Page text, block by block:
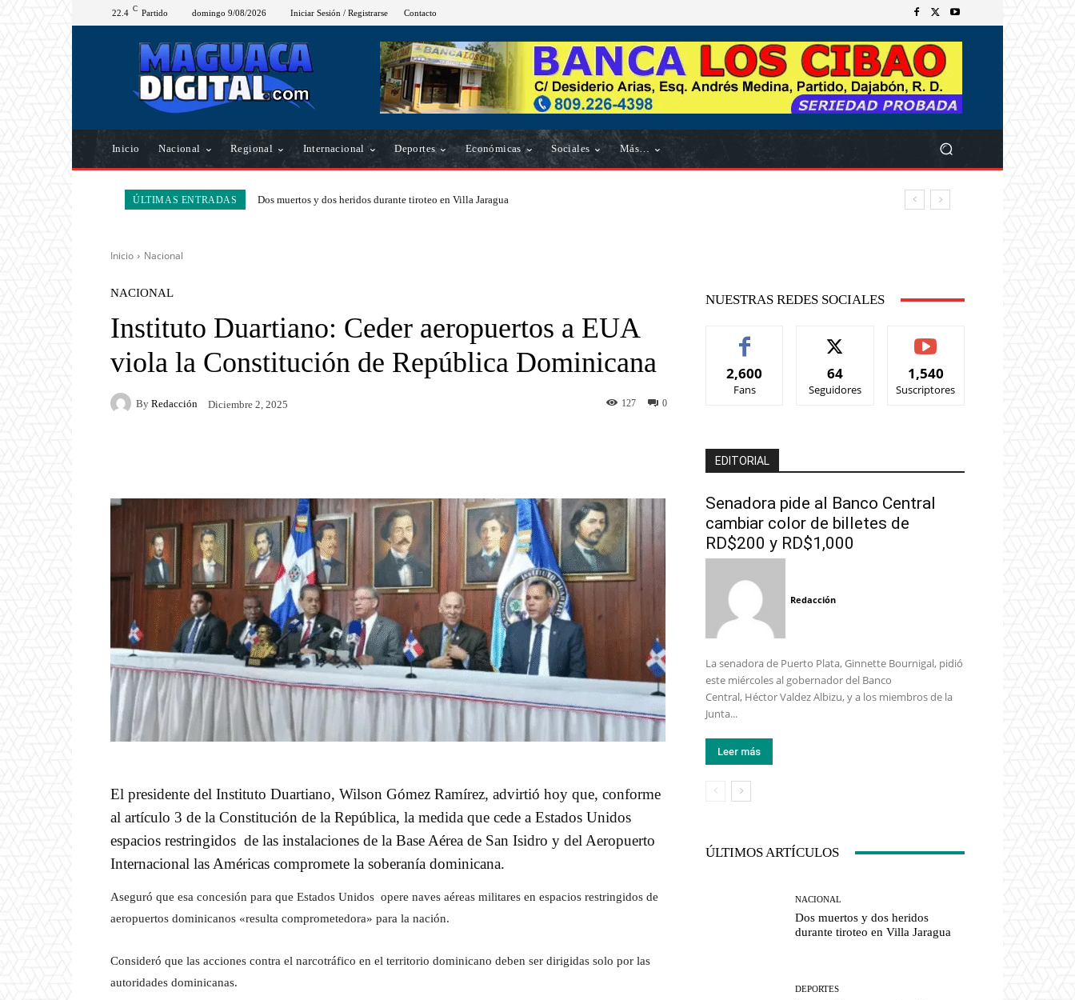
22.4 C Partido domingo 9/08/2026 Iniciar Sesión / Registrarse Contacto
Inicio Nacional Regional Internacional Deportes Económicas Sociales Más…
ÚLTIMAS ENTRADAS Dos muertos y dos heridos durante tiroteo en Villa Jaragua
Inicio Nacional
NACIONAL
Instituto Duartiano: Ceder aeropuertos a EUA
viola la Constitución de República Dominicana
By Redacción Diciembre 2, 2025 0
127
El presidente del Instituto Duartiano, Wilson Gómez Ramírez, advirtió hoy que, conforme
al artículo 3 de la Constitución de la República, la medida que cede a Estados Unidos
espacios restringidos de las instalaciones de la Base Aérea de San Isidro y del Aeropuerto
Internacional las Américas compromete la soberanía dominicana.
Aseguró que esa concesión para que Estados Unidos opere naves aéreas militares en espacios restringidos de
aeropuertos dominicanos «resulta comprometedora» para la nación.
Consideró que las acciones contra el narcotráfico en el territorio dominicano deben ser dirigidas solo por las
autoridades dominicanas.
NUESTRAS REDES SOCIALES
2,600
Fans
64
Seguidores
1,540
Suscriptores
EDITORIAL
Senadora pide al Banco Central
cambiar color de billetes de
RD$200 y RD$1,000
Redacción
La senadora de Puerto Plata, Ginnette Bournigal, pidió
este miércoles al gobernador del Banco
Central, Héctor Valdez Albizu, y a los miembros de la
Junta...
Leer más
ÚLTIMOS ARTÍCULOS
NACIONAL
Dos muertos y dos heridos
durante tiroteo en Villa Jaragua
DEPORTES